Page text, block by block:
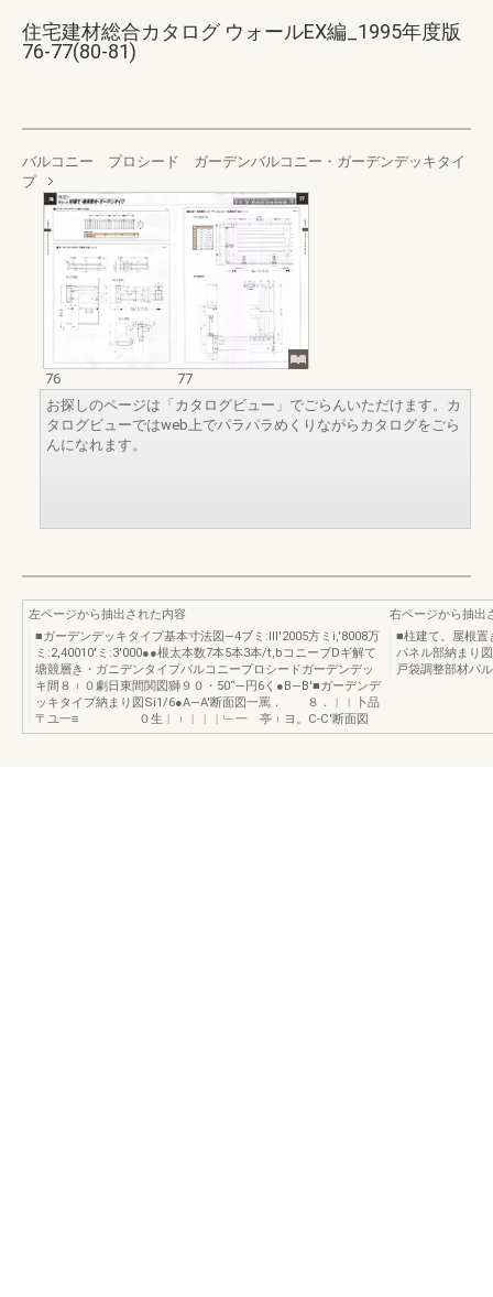
住宅建材総合カタログ ウォールEX編_1995年度版
76-77(80-81)
バルコニー プロシード ガーデンバルコニー・ガーデンデッキタイ
プ
76
77
お探しのページは「カタログビュー」でごらんいただけます。カ
タログビューではweb上でパラパラめくりながらカタログをごら
んになれます。
左ページから抽出された内容
■ガーデンデッキタイプ基本寸法図―4ブミ:Ⅲ′2005方ミi,′8008万
ミ:2,40010′ミ:3′000●●根太本数7本5本3本/t,bコニーブDギ解て
塘競層き・ガニデンタイプバルコニープロシードガーデンデッ
キ間８︲０劇日東間関図獅９０・50“―円6く●B―B′■ガーデンデ
ッキタイプ納まり図Si1/6●A―A′断面図一罵． ８．︱︱卜品
〒ユ一≡ ０生︱︲︱︱︱﹂一 亭︲ヨ。C‐C′断面図
右ページから抽出
■柱建て。屋根置
パネル部納まり
戸袋調整部材パ